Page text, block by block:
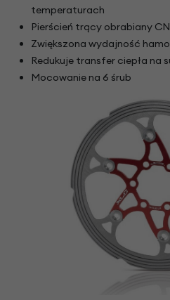
temperaturach
Pierścień trący obrabiany
Zwiększona wydajność
Redukuje transfer ciepła na
Mocowanie na 6 śrub